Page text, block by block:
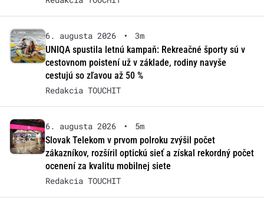
6. augusta 2026 •
3m
UNIQA spustila letnú kampaň: Rekreačné športy sú v
cestovnom poistení už v základe, rodiny navyše
cestujú so zľavou až 50 %
Redakcia TOUCHIT
6. augusta 2026 •
5m
Slovak Telekom v prvom polroku zvýšil počet
zákazníkov, rozšíril optickú sieť a získal rekordný počet
ocenení za kvalitu mobilnej siete
Redakcia TOUCHIT